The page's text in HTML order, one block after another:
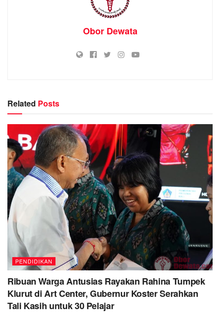
Obor Dewata
Related Posts
PENDIDIKAN
Ribuan Warga Antusias Rayakan Rahina Tumpek
Klurut di Art Center, Gubernur Koster Serahkan
Tali Kasih untuk 30 Pelajar